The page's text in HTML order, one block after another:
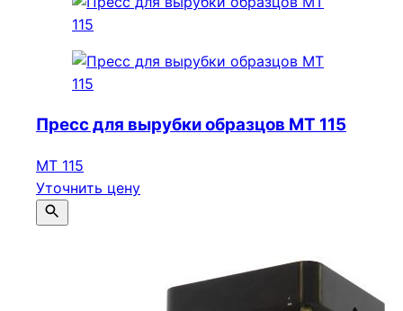
Пресс для вырубки образцов МТ 115
МТ 115
Уточнить цену